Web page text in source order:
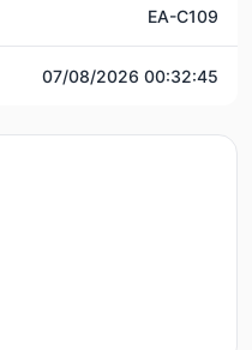
EA-C109
07/08/2026 00:32:45